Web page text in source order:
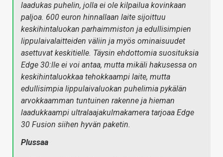
laadukas puhelin, jolla ei ole kilpailua kovinkaan
paljoa. 600 euron hinnallaan laite sijoittuu
keskihintaluokan parhaimmiston ja edullisimpien
lippulaivalaitteiden väliin ja myös ominaisuudet
asettuvat keskitielle. Täysin ehdottomia suosituksia
Edge 30:lle ei voi antaa, mutta mikäli hakusessa on
keskihintaluokkaa tehokkaampi laite, mutta
edullisimpia lippulaivaluokan puhelimia pykälän
arvokkaamman tuntuinen rakenne ja hieman
laadukkaampi ultralaajakulmakamera tarjoaa Edge
30 Fusion siihen hyvän paketin.
Plussaa